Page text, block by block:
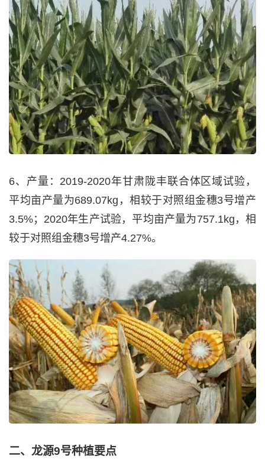
6、产量：2019-2020年甘肃陇丰联合体区域试验，
平均亩产量为689.07kg，相较于对照组金穗3号增产
3.5%；2020年生产试验，平均亩产量为757.1kg，相
较于对照组金穗3号增产4.27%。
二、龙源9号种植要点